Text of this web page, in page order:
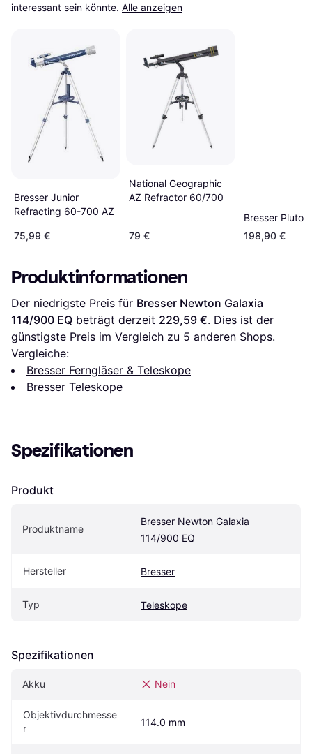
interessant sein könnte. Alle anzeigen
Bresser Junior
Refracting 60-700 AZ
75,99 €
National Geographic
AZ Refractor 60/700
79 €
Bresser Pluto
198,90 €
Produktinformationen
Der niedrigste Preis für Bresser Newton Galaxia
114/900 EQ beträgt derzeit 229,59 €. Dies ist der
günstigste Preis im Vergleich zu 5 anderen Shops.
Vergleiche:
Bresser Ferngläser & Teleskope
Bresser Teleskope
Spezifikationen
Produkt
Produktname
Bresser Newton Galaxia
114/900 EQ
Hersteller Bresser
Typ Teleskope
Spezifikationen
Akku Nein
Objektivdurchmesse
r
114.0 mm